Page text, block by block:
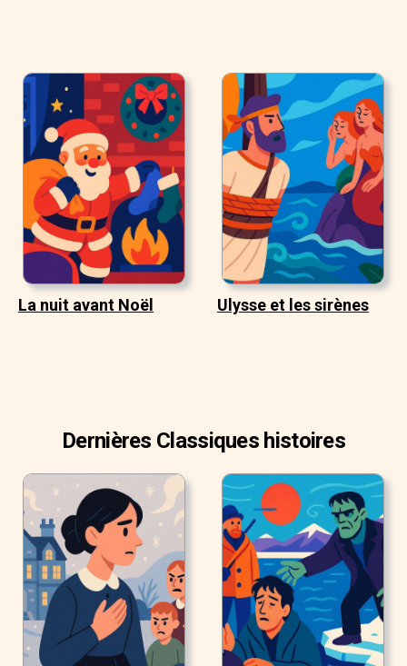
La nuit avant Noël Ulysse et les sirènes
Dernières Classiques histoires